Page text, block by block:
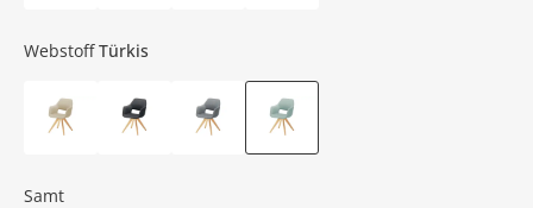
Webstoff Türkis
Samt